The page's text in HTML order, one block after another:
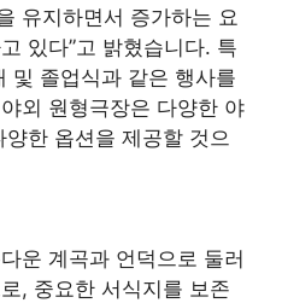
유지하면서 증가하는 요
있다”고 밝혔습니다. 특
및 졸업식과 같은 행사를
외 원형극장은 다양한 야
한 옵션을 제공할 것으
운 계곡과 언덕으로 둘러
, 중요한 서식지를 보존